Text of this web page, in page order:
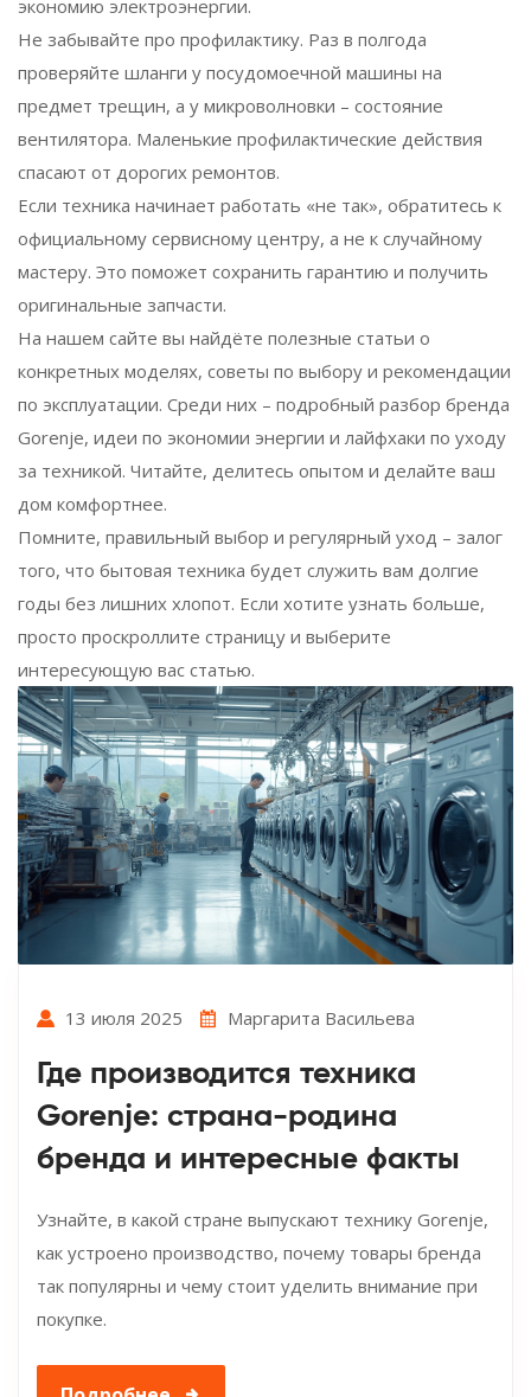
экономию электроэнергии.
Не забывайте про профилактику. Раз в полгода
проверяйте шланги у посудомоечной машины на
предмет трещин, а у микроволновки – состояние
вентилятора. Маленькие профилактические действия
спасают от дорогих ремонтов.
Если техника начинает работать «не так», обратитесь к
официальному сервисному центру, а не к случайному
мастеру. Это поможет сохранить гарантию и получить
оригинальные запчасти.
На нашем сайте вы найдёте полезные статьи о
конкретных моделях, советы по выбору и рекомендации
по эксплуатации. Среди них – подробный разбор бренда
Gorenje, идеи по экономии энергии и лайфхаки по уходу
за техникой. Читайте, делитесь опытом и делайте ваш
дом комфортнее.
Помните, правильный выбор и регулярный уход – залог
того, что бытовая техника будет служить вам долгие
годы без лишних хлопот. Если хотите узнать больше,
просто проскроллите страницу и выберите
интересующую вас статью.
13 июля 2025 Маргарита Васильева
Где производится техника
Gorenje: страна-родина
бренда и интересные факты
Узнайте, в какой стране выпускают технику Gorenje,
как устроено производство, почему товары бренда
так популярны и чему стоит уделить внимание при
покупке.